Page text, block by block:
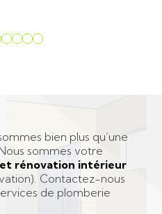
bien plus qu’une
sommes votre
rénovation intérieur
Contactez-nous
de plomberie